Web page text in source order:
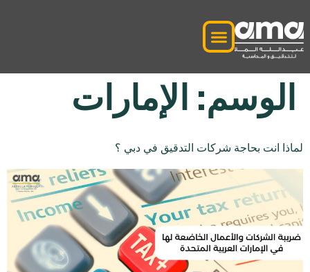
الوسم: الإمارات
لماذا انت بحاجة شركات التدقيق في دبي ؟